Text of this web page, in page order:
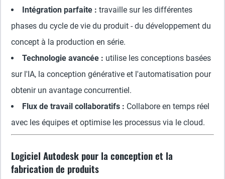
Intégration parfaite : travaille sur les différentes
phases du cycle de vie du produit - du développement du
concept à la production en série.
Technologie avancée : utilise les conceptions basées
sur l'IA, la conception générative et l'automatisation pour
obtenir un avantage concurrentiel.
Flux de travail collaboratifs : Collabore en temps réel
avec les équipes et optimise les processus via le cloud.
Logiciel Autodesk pour la conception et la
fabrication de produits